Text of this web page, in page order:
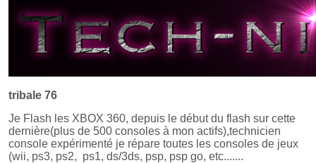
tribale 76
Je Flash les XBOX 360, depuis le début du flash sur cette
dernière(plus de 500 consoles à mon actifs),technicien
console expérimenté je répare toutes les consoles de jeux
(wii, ps3, ps2, ps1, ds/3ds, psp, psp go, etc.......